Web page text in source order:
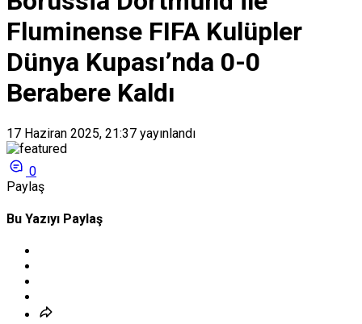
Fluminense FIFA Kulüpler
Dünya Kupası’nda 0-0
Berabere Kaldı
17 Haziran 2025, 21:37 yayınlandı
0
Paylaş
Bu Yazıyı Paylaş